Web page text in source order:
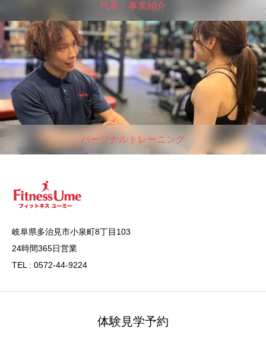
代表・事業紹介
パーソナルトレーニング
岐阜県多治見市小泉町8丁目103
24時間365日営業
TEL : 0572-44-9224
体験見学予約